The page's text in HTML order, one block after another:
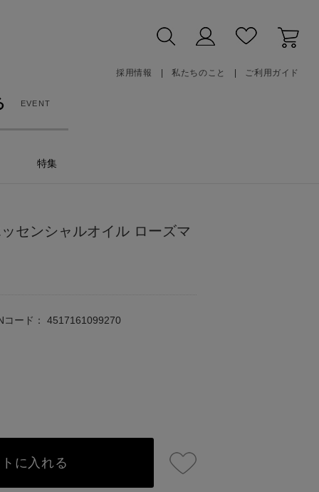
採用情報 私たちのこと ご利用ガイド
EVENT
特集
センシャルオイル ローズマ
コード： 4517161099270
に入れる